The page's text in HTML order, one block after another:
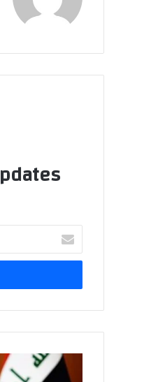
بريدك
الإلكتروني
السوداني
يجدد